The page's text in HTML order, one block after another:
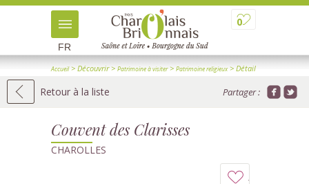
0
FR
Accueil> Découvrir> Patrimoine à visiter> Patrimoine religieux> Détail
Retour à la liste Partager :
Couvent des Clarisses
CHAROLLES